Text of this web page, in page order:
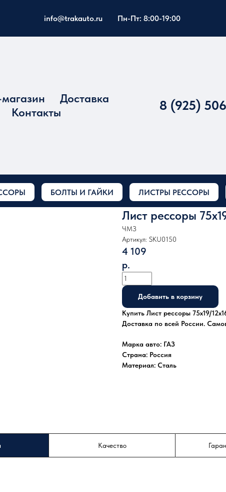
info@trakauto.ru Пн-Пт: 8:00-19:00
Доставка
Контакты
8 (925)
БОЛТЫ И ГАЙКИ ЛИСТРЫ РЕССОРЫ
Лист рессоры
ЧМЗ
Артикул: SKU0150
4 109
р.
Добавить в корзину
Купить Лист рессоры 75x19/
Доставка по всей России.
Марка авто: ГАЗ
Страна: Россия
Материал: Сталь
Качество